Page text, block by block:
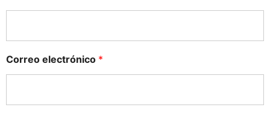
Correo electrónico *